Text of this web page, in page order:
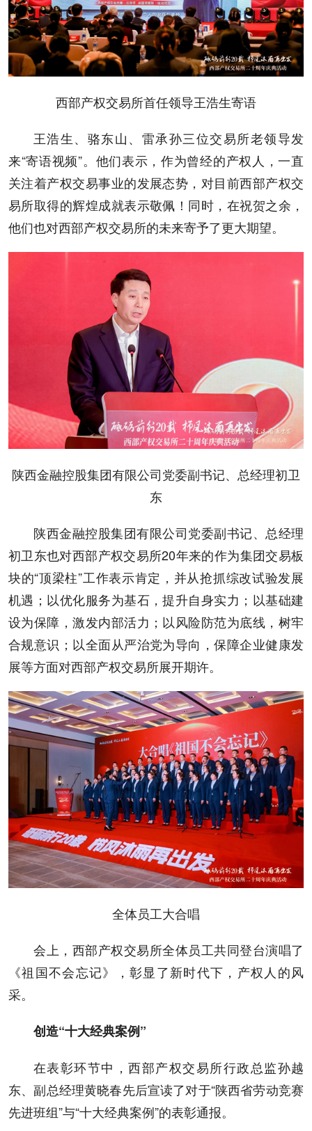
西部产权交易所首任领导王浩生寄语
王浩生、骆东山、雷承孙三位交易所老领导发
来“寄语视频”。他们表示，作为曾经的产权人，一直
关注着产权交易事业的发展态势，对目前西部产权交
易所取得的辉煌成就表示敬佩！同时，在祝贺之余，
他们也对西部产权交易所的未来寄予了更大期望。
陕西金融控股集团有限公司党委副书记、总经理初卫
东
陕西金融控股集团有限公司党委副书记、总经理
初卫东也对西部产权交易所20年来的作为集团交易板
块的“顶梁柱”工作表示肯定，并从抢抓综改试验发展
机遇；以优化服务为基石，提升自身实力；以基础建
设为保障，激发内部活力；以风险防范为底线，树牢
合规意识；以全面从严治党为导向，保障企业健康发
展等方面对西部产权交易所展开期许。
全体员工大合唱
会上，西部产权交易所全体员工共同登台演唱了
《祖国不会忘记》，彰显了新时代下，产权人的风
采。
创造“十大经典案例”
在表彰环节中，西部产权交易所行政总监孙越
东、副总经理黄晓春先后宣读了对于“陕西省劳动竞赛
先进班组”与“十大经典案例”的表彰通报。